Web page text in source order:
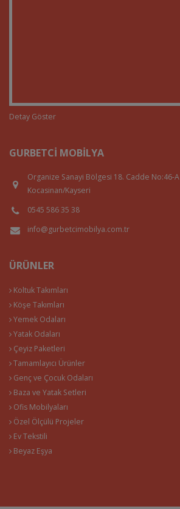
Detay Göster
GURBETCI MOBILYA
Organize Sanayi Bölgesi 18. Cadde No:46-A
Kocasinan/Kayseri
0545 586 35 38
info@gurbetcimobilya.com.tr
ÜRÜNLER
Koltuk Takımları
Köşe Takımları
Yemek Odaları
Yatak Odaları
Çeyiz Paketleri
Tamamlayıcı Ürünler
Genç ve Çocuk Odaları
Baza ve Yatak Setleri
Ofis Mobilyaları
Özel Ölçülü Projeler
Ev Tekstili
Beyaz Eşya